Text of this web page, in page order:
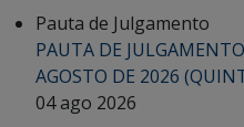
Pauta de Julgamento
PAUTA DE
AGOSTO DE 2026
04 ago 2026